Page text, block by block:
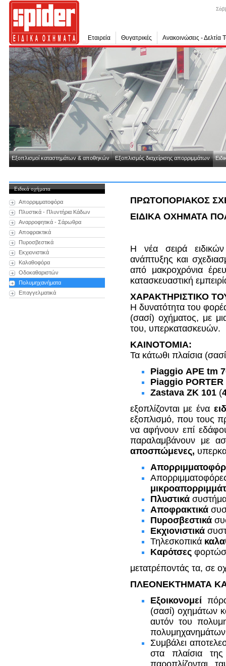
Εταιρεία Θυγατρικές Ανακοινώσεις - Δελτία
Εξοπλισμοί καταστημάτων & αποθηκών Εξοπλισμός διαχείρισης απορριμμάτων
Ειδικά οχήματα
Απορριμματοφόρα
Πλυστικά - Πλυντήρια Κάδων
Αναρροφητικά - Σάρωθρα
Αποφρακτικά
Πυροσβεστικά
Εκχιονιστικά
Καλαθοφόρα
Οδοκαθαριστών
Πολυμηχανήματα
Επαγγελματικά
ΠΡΩΤΟΠΟΡΙΑΚΟΣ
ΕΙΔΙΚΑ ΟΧΗΜΑΤΑ
H νέα σειρά
ανάπτυξης και
από μακροχρόνια
κατασκευαστική
ΧΑΡΑΚΤΗΡΙΣΤΙΚΟ
Η δυνατότητα του
(σασί) οχήματος, με
του, υπερκατασκευών.
ΚΑΙΝΟΤΟΜΙΑ:
Τα κάτωθι πλαίσια
Piaggio ΑΡΕ tm
Piaggio PORTER
Zastava ΖΚ 101 (
εξοπλίζονται με ένα
εξοπλισμό, που τους
να αφήνουν επί
παραλαμβάνουν με
αποσπώμενες,
Πλυστικά
Αποφρακτικά
Πυροσβεστικά
Εκχιονιστικά
Τηλεσκοπικά
Καρότσες
μετατρέποντάς τα, σε
ΠΛΕΟΝΕΚΤΗΜΑΤΑ
Εξοικονομεί
(σασί) οχημάτων
αυτόν του
Συμβάλει
στα πλαίσια
παροπλίζονται